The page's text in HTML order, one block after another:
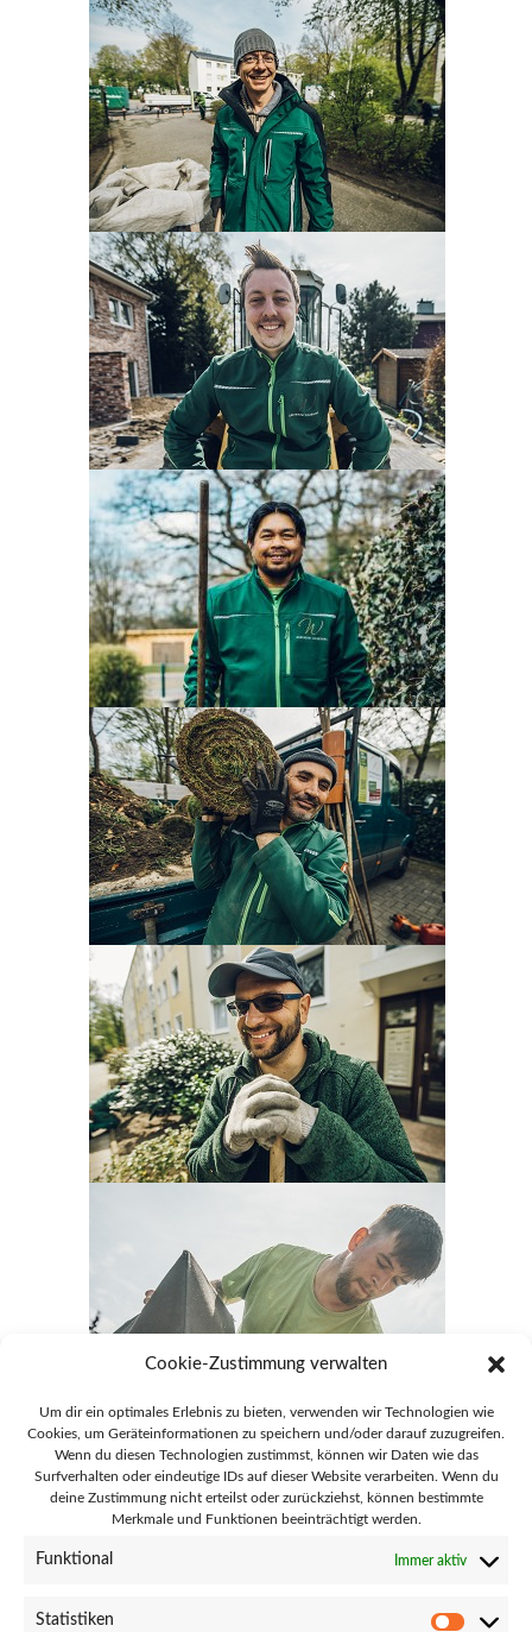
Cookie-Zustimmung verwalten
Um dir ein optimales Erlebnis zu bieten, verwenden wir Technologien wie
Cookies, um Geräteinformationen zu speichern und/oder darauf zuzugreifen.
Wenn du diesen Technologien zustimmst, können wir Daten wie das
Surfverhalten oder eindeutige IDs auf dieser Website verarbeiten. Wenn du
deine Zustimmung nicht erteilst oder zurückziehst, können bestimmte
Merkmale und Funktionen beeinträchtigt werden.
Funktional Immer aktiv
Statistiken
28865 Lilienthal Goebelstraße 51